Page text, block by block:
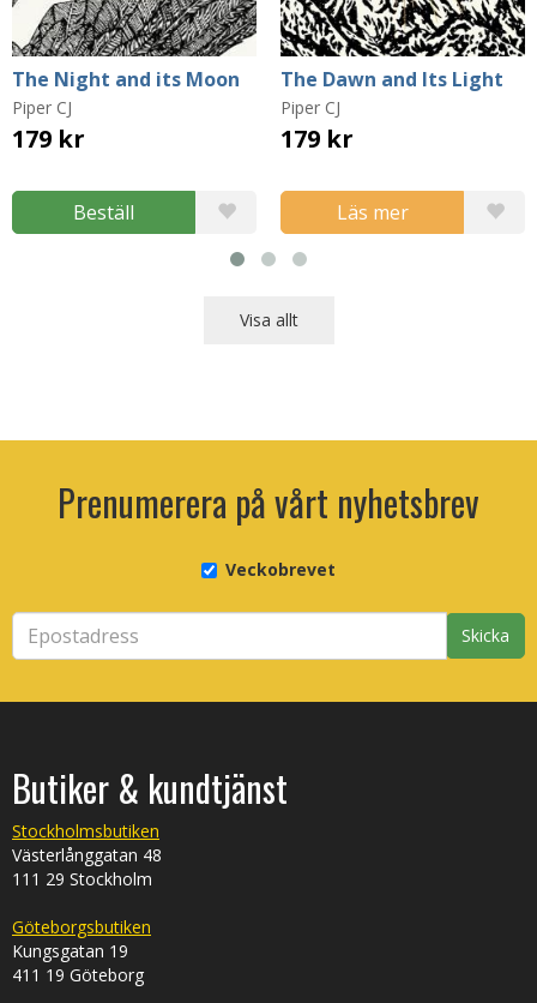
The Night and its Moon
Piper CJ
179 kr
Beställ
The Dawn and Its Light
Piper CJ
179 kr
Läs mer
Visa allt
Prenumerera på vårt nyhetsbrev
Veckobrevet
Skicka
Butiker & kundtjänst
Stockholmsbutiken
Västerlånggatan 48
111 29 Stockholm
Göteborgsbutiken
Kungsgatan 19
411 19 Göteborg